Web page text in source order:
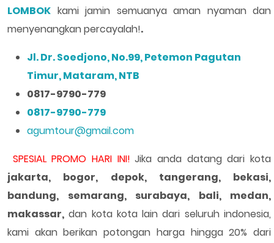
LOMBOK kami jamin semuanya aman nyaman dan
menyenangkan percayalah!.
Jl. Dr. Soedjono, No.99, Petemon Pagutan
Timur, Mataram, NTB
0817-9790-779
0817-9790-779
agumtour@gmail.com
SPESIAL PROMO HARI INI! Jika anda datang dari kota
jakarta, bogor, depok, tangerang, bekasi,
bandung, semarang, surabaya, bali, medan,
makassar, dan kota kota lain dari seluruh indonesia,
kami akan berikan potongan harga hingga 20% dari